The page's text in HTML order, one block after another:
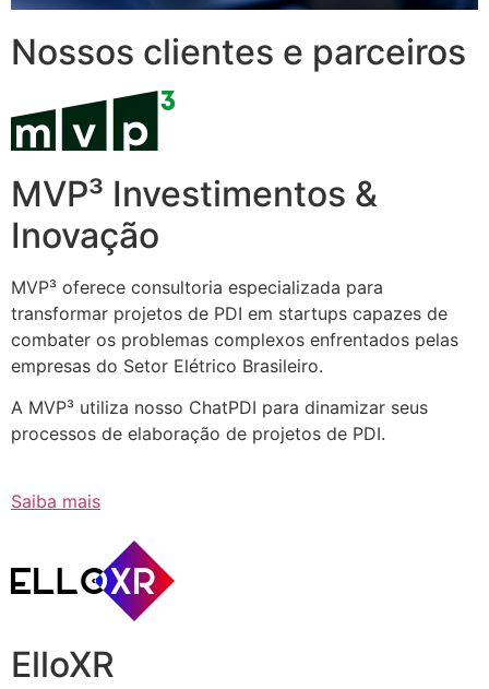
Nossos clientes e parceiros
MVP³ Investimentos &
Inovação
MVP³ oferece consultoria especializada para
transformar projetos de PDI em startups capazes de
combater os problemas complexos enfrentados pelas
empresas do Setor Elétrico Brasileiro.
A MVP³ utiliza nosso ChatPDI para dinamizar seus
processos de elaboração de projetos de PDI.
Saiba mais
ElloXR